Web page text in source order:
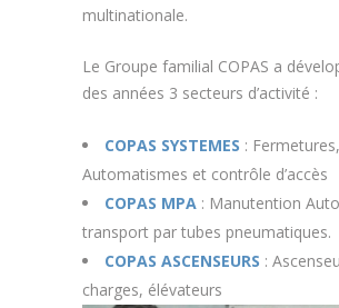
multinationale.
Le Groupe familial COPAS a
des années 3 secteurs d’activité :
COPAS SYSTEMES : Fermetures,
Automatismes et contrôle d’accès
COPAS MPA : Manutention
transport par tubes pneumatiques.
COPAS ASCENSEURS :
charges, élévateurs